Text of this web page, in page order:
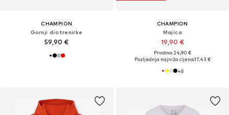
CHAMPION
Gornji dio trenirke
59,90 €
CHAMPION
Majica
19,90 €
Prvotno: 24,90 €
Posljednja najniža cijena:17,43 €
+6